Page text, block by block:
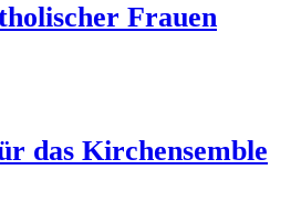
Frauen
das Kirchensemble